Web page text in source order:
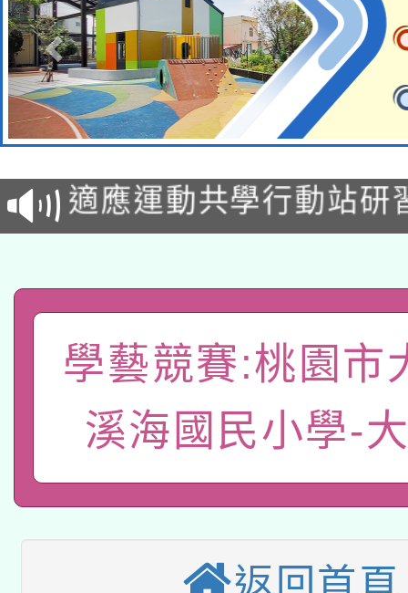
本校115學年度第2次
招甄選結果公告(無人
適應運動共學行動站研
本館辦理115年度閱讀
暨閱讀推動專業研習
科技賦能─人工智慧
「數位內容與教學軟體
pilot」
有關大陸委員會函釋公
業技術研究院辦理「
用水績優單位及節水達
115年8月22日(星期六
桃園市孔廟祈福系列
2026年桃園地景藝術
學藝競賽:桃園市
溪海國民小學-
返回首頁